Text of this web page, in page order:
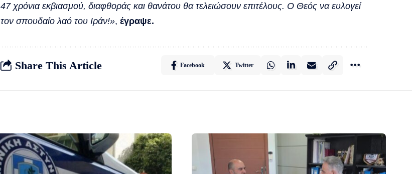
47 χρόνια εκβιασμού, διαφθοράς και θανάτου θα τελειώσουν επιτέλους. Ο Θεός να ευλογεί
τον σπουδαίο λαό του Ιράν!», έγραψε.
Share This Article Facebook Twitter